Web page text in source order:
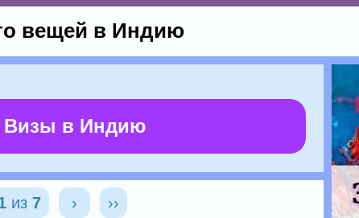
вещей в Индию
Визы в Индию
из 7 › ››